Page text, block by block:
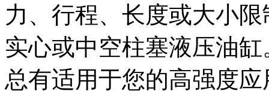
力、行程、长度或大小
实心或中空柱塞液压油
总有适用于您的高强度